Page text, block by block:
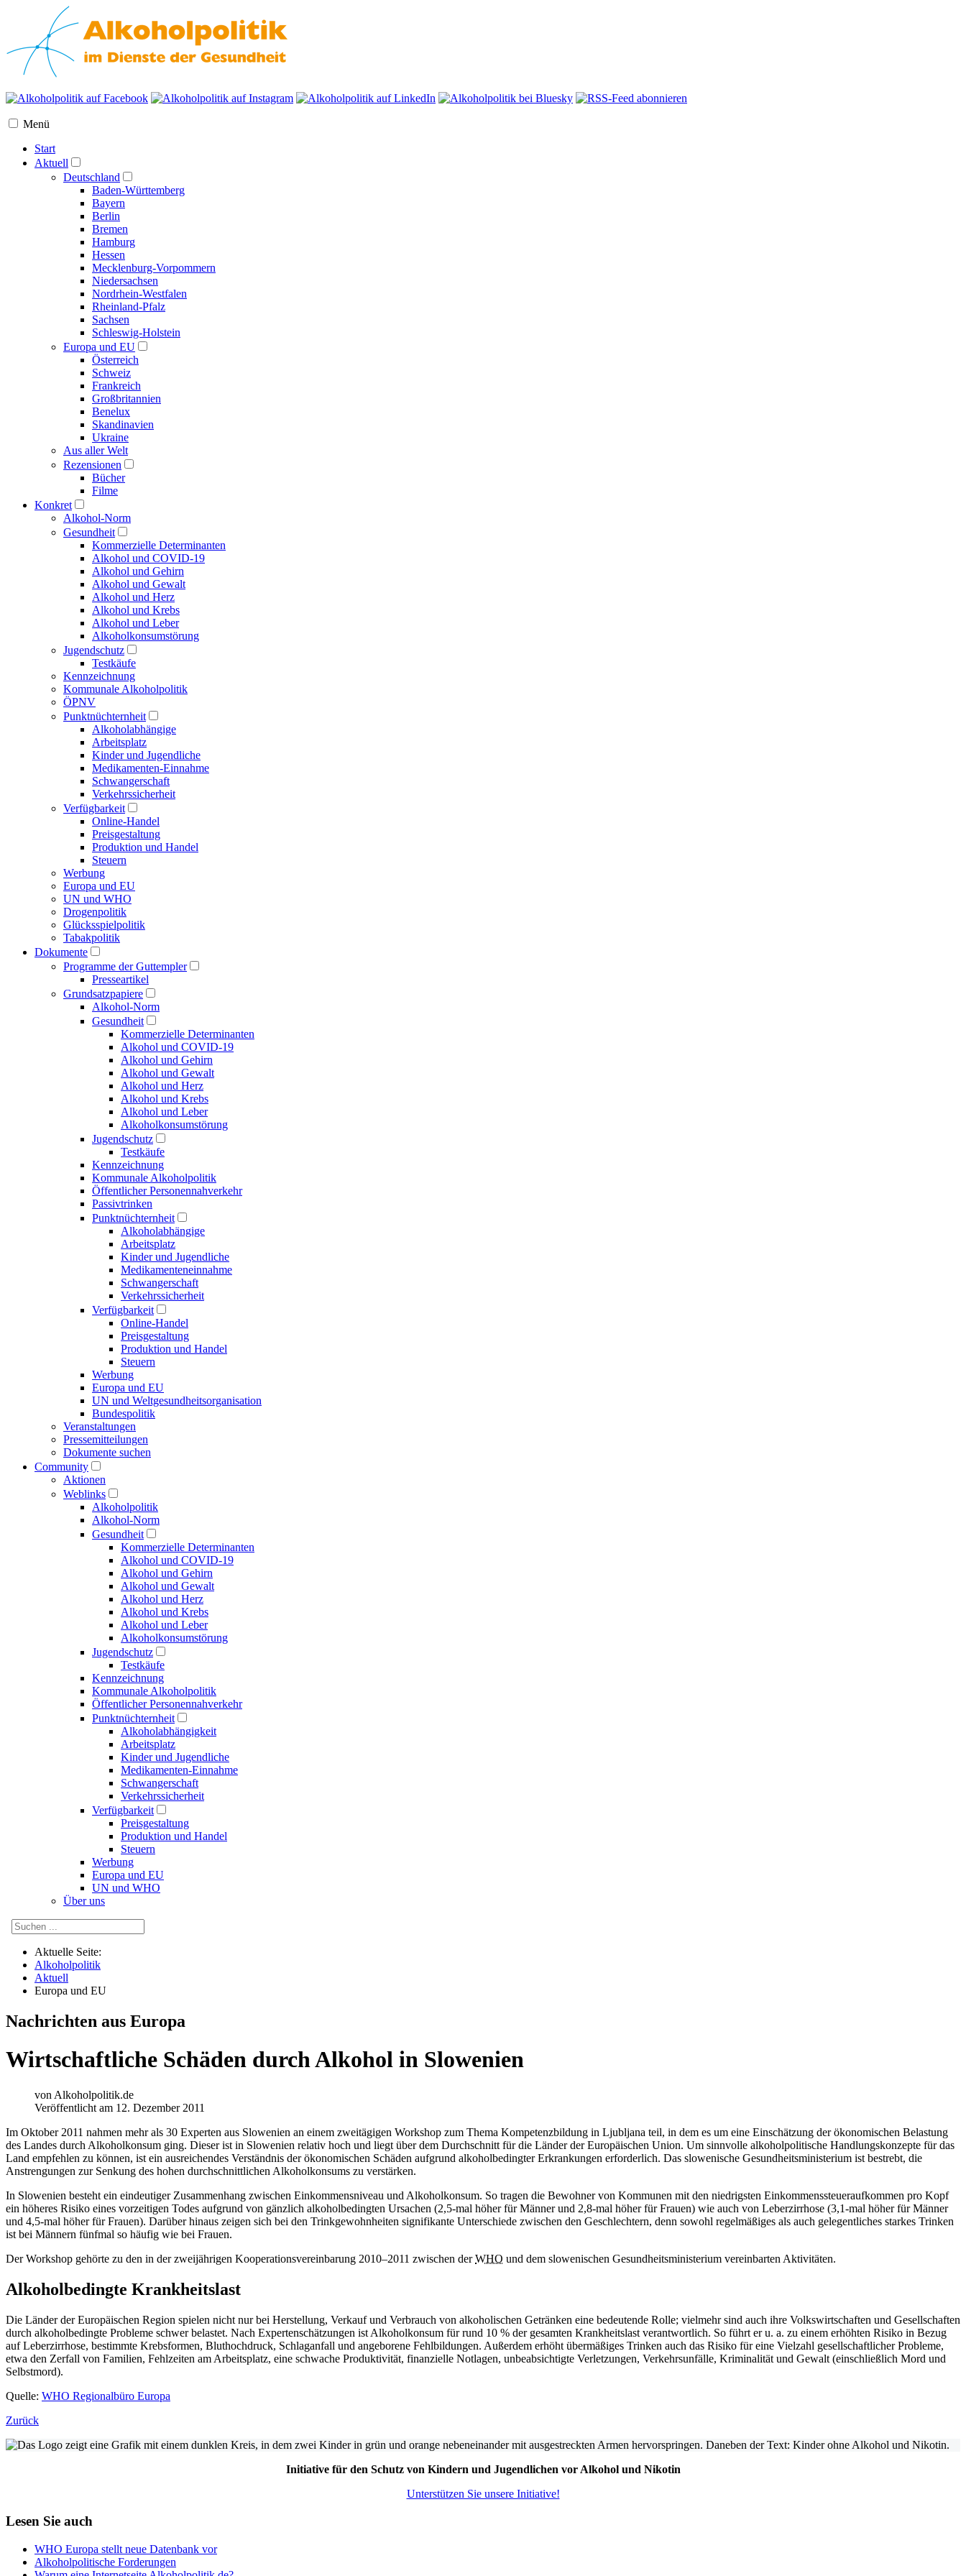
Menü
Start
Aktuell
Deutschland
Baden-Württemberg
Bayern
Berlin
Bremen
Hamburg
Hessen
Mecklenburg-Vorpommern
Niedersachsen
Nordrhein-Westfalen
Rheinland-Pfalz
Sachsen
Schleswig-Holstein
Europa und EU
Österreich
Schweiz
Frankreich
Großbritannien
Benelux
Skandinavien
Ukraine
Aus aller Welt
Rezensionen
Bücher
Filme
Konkret
Alkohol-Norm
Gesundheit
Kommerzielle Determinanten
Alkohol und COVID-19
Alkohol und Gehirn
Alkohol und Gewalt
Alkohol und Herz
Alkohol und Krebs
Alkohol und Leber
Alkoholkonsumstörung
Jugendschutz
Testkäufe
Kennzeichnung
Kommunale Alkoholpolitik
ÖPNV
Punktnüchternheit
Alkoholabhängige
Arbeitsplatz
Kinder und Jugendliche
Medikamenten-Einnahme
Schwangerschaft
Verkehrssicherheit
Verfügbarkeit
Online-Handel
Preisgestaltung
Produktion und Handel
Steuern
Werbung
Europa und EU
UN und WHO
Drogenpolitik
Glücksspielpolitik
Tabakpolitik
Dokumente
Programme der Guttempler
Presse­artikel
Grundsatzpapiere
Alkohol-Norm
Gesundheit
Kommerzielle Determinanten
Alkohol und COVID-19
Alkohol und Gehirn
Alkohol und Gewalt
Alkohol und Herz
Alkohol und Krebs
Alkohol und Leber
Alkoholkonsumstörung
Jugendschutz
Testkäufe
Kennzeichnung
Kommunale Alkoholpolitik
Öffentlicher Personen­nahverkehr
Passivtrinken
Punkt­nüchternheit
Alkohol­abhängige
Arbeitsplatz
Kinder und Jugendliche
Medikamenten­einnahme
Schwangerschaft
Verkehrs­sicherheit
Verfügbarkeit
Online-Handel
Preisgestaltung
Produktion und Handel
Steuern
Werbung
Europa und EU
UN und Welt­gesundheits­organisation
Bundespolitik
Veranstaltungen
Presse­mitteilungen
Dokumente suchen
Community
Aktionen
Weblinks
Alkoholpolitik
Alkohol-Norm
Gesundheit
Kommerzielle Determinanten
Alkohol und COVID-19
Alkohol und Gehirn
Alkohol und Gewalt
Alkohol und Herz
Alkohol und Krebs
Alkohol und Leber
Alkoholkonsumstörung
Jugendschutz
Testkäufe
Kennzeichnung
Kommunale Alkoholpolitik
Öffentlicher Personennahverkehr
Punktnüchternheit
Alkoholabhängigkeit
Arbeitsplatz
Kinder und Jugendliche
Medikamenten-Einnahme
Schwangerschaft
Verkehrssicherheit
Verfügbarkeit
Preisgestaltung
Produktion und Handel
Steuern
Werbung
Europa und EU
UN und WHO
Über uns
Aktuelle Seite:
Alkoholpolitik
Aktuell
Europa und EU
Nachrichten aus Europa
Wirtschaftliche Schäden durch Alkohol in Slowenien
von Alkoholpolitik.de
Veröffentlicht am 12. Dezember 2011
Im Oktober 2011 nahmen mehr als 30 Experten aus Slowenien an einem zweitägigen Workshop zum Thema Kompetenzbildung in Ljubljana teil, in dem es um eine Einschätzung der ökonomischen Belastung
des Landes durch Alkoholkonsum ging. Dieser ist in Slowenien relativ hoch und liegt über dem Durchschnitt für die Länder der Europäischen Union. Um sinnvolle alkoholpolitische Handlungskonzepte für das
Land empfehlen zu können, ist ein ausreichendes Verständnis der ökonomischen Schäden aufgrund alkoholbedingter Erkrankungen erforderlich. Das slowenische Gesundheitsministerium ist bestrebt, die
Anstrengungen zur Senkung des hohen durchschnittlichen Alkoholkonsums zu verstärken.
In Slowenien besteht ein eindeutiger Zusammenhang zwischen Einkommensniveau und Alkoholkonsum. So tragen die Bewohner von Kommunen mit den niedrigsten Einkommenssteueraufkommen pro Kopf
ein höheres Risiko eines vorzeitigen Todes aufgrund von gänzlich alkoholbedingten Ursachen (2,5-mal höher für Männer und 2,8-mal höher für Frauen) wie auch von Leberzirrhose (3,1-mal höher für Männer
und 4,5-mal höher für Frauen). Darüber hinaus zeigen sich bei den Trinkgewohnheiten signifikante Unterschiede zwischen den Geschlechtern, denn sowohl regelmäßiges als auch gelegentliches starkes Trinken
ist bei Männern fünfmal so häufig wie bei Frauen.
Der Workshop gehörte zu den in der zweijährigen Kooperationsvereinbarung 2010–2011 zwischen derWHO und dem slowenischen Gesundheitsministerium vereinbarten Aktivitäten.
Alkoholbedingte Krankheitslast
Die Länder der Europäischen Region spielen nicht nur bei Herstellung, Verkauf und Verbrauch von alkoholischen Getränken eine bedeutende Rolle; vielmehr sind auch ihre Volkswirtschaften und Gesellschaften
durch alkoholbedingte Probleme schwer belastet. Nach Expertenschätzungen ist Alkoholkonsum für rund 10 % der gesamten Krankheitslast verantwortlich. So führt er u. a. zu einem erhöhten Risiko in Bezug
auf Leberzirrhose, bestimmte Krebsformen, Bluthochdruck, Schlaganfall und angeborene Fehlbildungen. Außerdem erhöht übermäßiges Trinken auch das Risiko für eine Vielzahl gesellschaftlicher Probleme,
etwa den Zerfall von Familien, Fehlzeiten am Arbeitsplatz, eine schwache Produktivität, finanzielle Notlagen, unbeabsichtigte Verletzungen, Verkehrsunfälle, Kriminalität und Gewalt (einschließlich Mord und
Selbstmord).
Quelle: WHO Regionalbüro Europa
Zurück
Initiative für den Schutz von Kindern und Jugendlichen vor Alkohol und Nikotin
Unterstützen Sie unsere Initiative!
Lesen Sie auch
WHO Europa stellt neue Datenbank vor
Alkoholpolitische Forderungen